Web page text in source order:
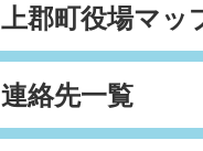
上郡町役場マッ
連絡先一覧